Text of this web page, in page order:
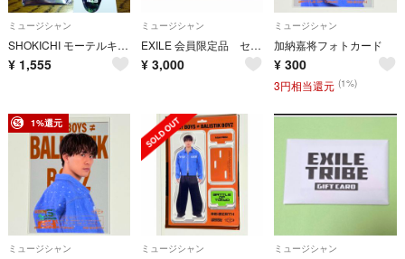
ミュージシャン
SHOKICHI モーテルキーホルダー アカシア
¥ 1,555
ミュージシャン
EXILE 会員限定品 セット売り
¥ 3,000
ミュージシャン
加納嘉将フォトカード
¥ 300
3円相当還元 (1%)
1%還元
ミュージシャン ミュージシャン ミュージシャン